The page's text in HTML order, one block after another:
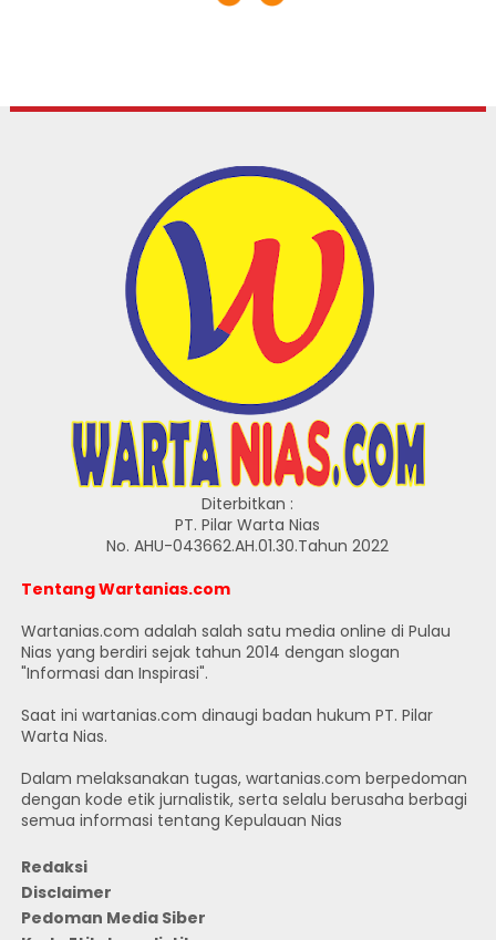
Diterbitkan :
PT. Pilar Warta Nias
No. AHU-043662.AH.01.30.Tahun 2022
Tentang Wartanias.com
Wartanias.com adalah salah satu media online di Pulau
Nias yang berdiri sejak tahun 2014 dengan slogan
"Informasi dan Inspirasi".
Saat ini wartanias.com dinaugi badan hukum PT. Pilar
Warta Nias.
Dalam melaksanakan tugas, wartanias.com berpedoman
dengan kode etik jurnalistik, serta selalu berusaha berbagi
semua informasi tentang Kepulauan Nias
Redaksi
Disclaimer
Pedoman Media Siber